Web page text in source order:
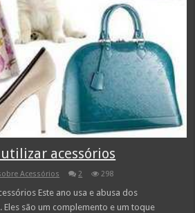
acessórios
Acessórios 2 298
Este ano usa e abusa dos
Eles são um complemento e um toque